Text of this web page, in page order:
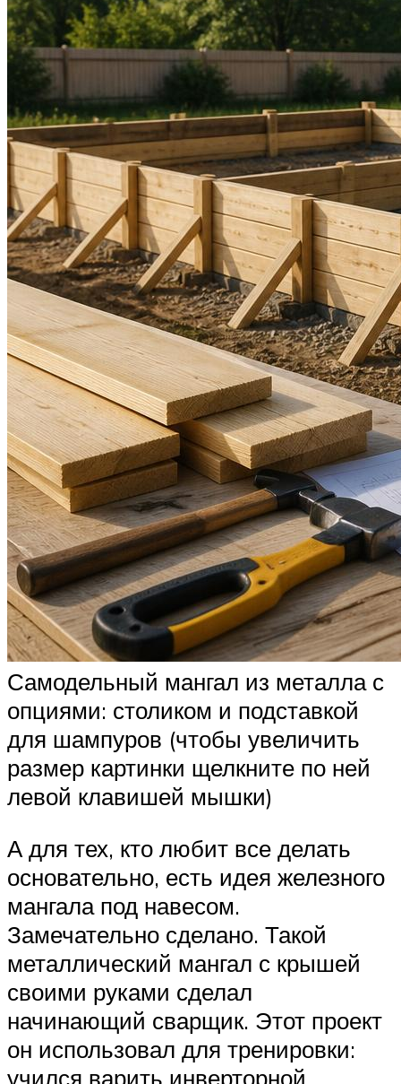
Самодельный мангал из металла с
опциями: столиком и подставкой
для шампуров (чтобы увеличить
размер картинки щелкните по ней
левой клавишей мышки)
А для тех, кто любит все делать
основательно, есть идея железного
мангала под навесом.
Замечательно сделано. Такой
металлический мангал с крышей
своими руками сделал
начинающий сварщик. Этот проект
он использовал для тренировки:
учился варить инверторной